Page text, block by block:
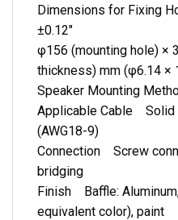
Dimensions for Fixing
±0.12″
φ156 (mounting hole) ×
thickness) mm (φ6.14 ×
Speaker Mounting
Applicable Cable Solid
(AWG18-9)
Connection Screw
bridging
Finish Baffle:
equivalent color), paint